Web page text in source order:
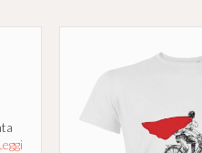
UNO ALLA VOLTA
profughi, svantaggiati, orfani e
della migrazione globale.Leggi tutto